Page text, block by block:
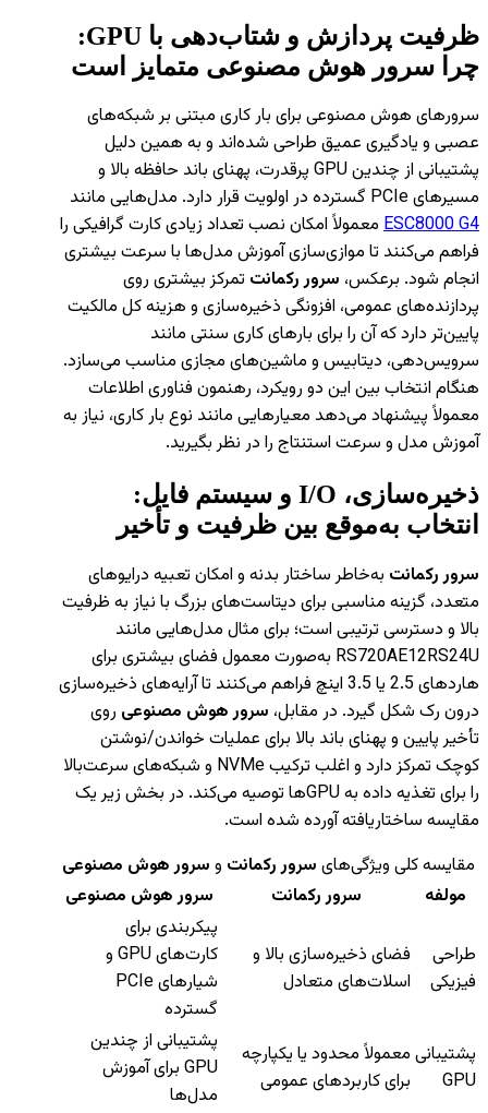
ظرفیت پردازش و شتاب‌دهی با GPU:
چرا سرور هوش مصنوعی متمایز است
سرورهای هوش مصنوعی برای بار کاری مبتنی بر شبکه‌های
عصبی و یادگیری عمیق طراحی شده‌اند و به همین دلیل
پشتیبانی از چندین GPU پرقدرت، پهنای باند حافظه بالا و
مسیرهای PCIe گسترده در اولویت قرار دارد. مدل‌هایی مانند
ESC8000 G4 معمولاً امکان نصب تعداد زیادی کارت گرافیکی را
فراهم می‌کنند تا موازی‌سازی آموزش مدل‌ها با سرعت بیشتری
انجام شود. برعکس، سرور رکمانت تمرکز بیشتری روی
پردازنده‌های عمومی، افزونگی ذخیره‌سازی و هزینه کل مالکیت
پایین‌تر دارد که آن را برای بارهای کاری سنتی مانند
سرویس‌دهی، دیتابیس و ماشین‌های مجازی مناسب می‌سازد.
هنگام انتخاب بین این دو رویکرد، رهنمون فناوری اطلاعات
معمولاً پیشنهاد می‌دهد معیارهایی مانند نوع بار کاری، نیاز به
آموزش مدل و سرعت استنتاج را در نظر بگیرید.
ذخیره‌سازی، I/O و سیستم فایل:
انتخاب به‌موقع بین ظرفیت و تأخیر
سرور رکمانت به‌خاطر ساختار بدنه و امکان تعبیه درایوهای
متعدد، گزینه مناسبی برای دیتاست‌های بزرگ با نیاز به ظرفیت
بالا و دسترسی ترتیبی است؛ برای مثال مدل‌هایی مانند
RS720AE12RS24U به‌صورت معمول فضای بیشتری برای
هاردهای 2.5 یا 3.5 اینچ فراهم می‌کنند تا آرایه‌های ذخیره‌سازی
درون رک شکل گیرد. در مقابل، سرور هوش مصنوعی روی
تأخیر پایین و پهنای باند بالا برای عملیات خواندن/نوشتن
کوچک تمرکز دارد و اغلب ترکیب NVMe و شبکه‌های سرعت‌بالا
را برای تغذیه داده به GPUها توصیه می‌کند. در بخش زیر یک
مقایسه ساختاریافته آورده شده است.
مقایسه کلی ویژگی‌های سرور رکمانت و سرور هوش مصنوعی
مولفه
سرور رکمانت سرور هوش مصنوعی
طراحی
فیزیکی
فضای ذخیره‌سازی بالا و
اسلات‌های متعادل
پیکربندی برای
کارت‌های GPU و
شیارهای PCIe
گسترده
پشتیبانی
GPU
معمولاً محدود یا یکپارچه
برای کاربردهای عمومی
پشتیبانی از چندین
GPU برای آموزش
مدل‌ها